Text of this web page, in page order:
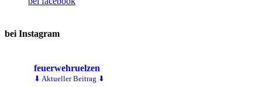
bei Instagram
feuerwehruelzen
⬇ Aktueller Beitrag ⬇